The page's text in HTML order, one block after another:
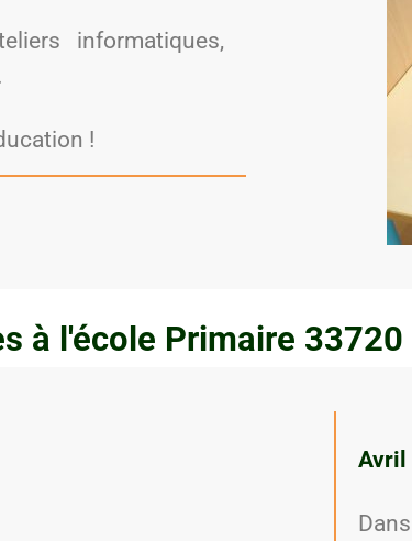
informatiques,
!
à l'école Primaire 33720
Avril